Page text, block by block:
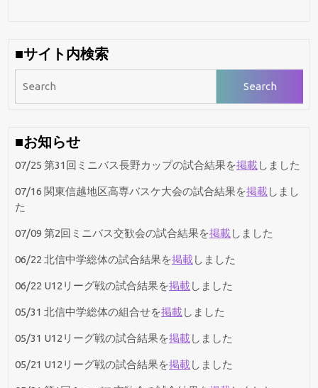
■サイト内検索
for:
■お知らせ
07/25 第31回ミニバス長野カップの試合結果を掲載しました
07/16 関東信越地区高専バスケ大会の試合結果を掲載しまし
た
07/09 第2回ミニバス交歓会の試合結果を掲載しました
06/22 北信中学総体の試合結果を掲載しました
06/22 U12リーグ戦の試合結果を掲載しました
05/31 北信中学総体の組合せを掲載しました
05/31 U12リーグ戦の試合結果を掲載しました
05/21 U12リーグ戦の試合結果を掲載しました